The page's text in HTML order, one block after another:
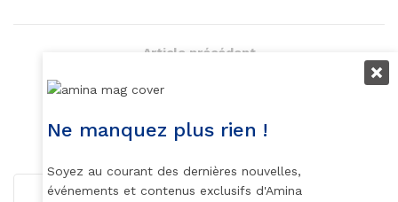
Article précédent
Les sandales Maasaï
Ne manquez plus rien !
Soyez au courant des dernières nouvelles,
événements et contenus exclusifs d'Amina